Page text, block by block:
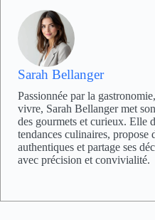
Sarah Bellanger
Passionnée par la
vivre, Sarah Bellanger met
des gourmets et curieux. Elle
tendances culinaires, propose
authentiques et partage ses
avec précision et convivialité.